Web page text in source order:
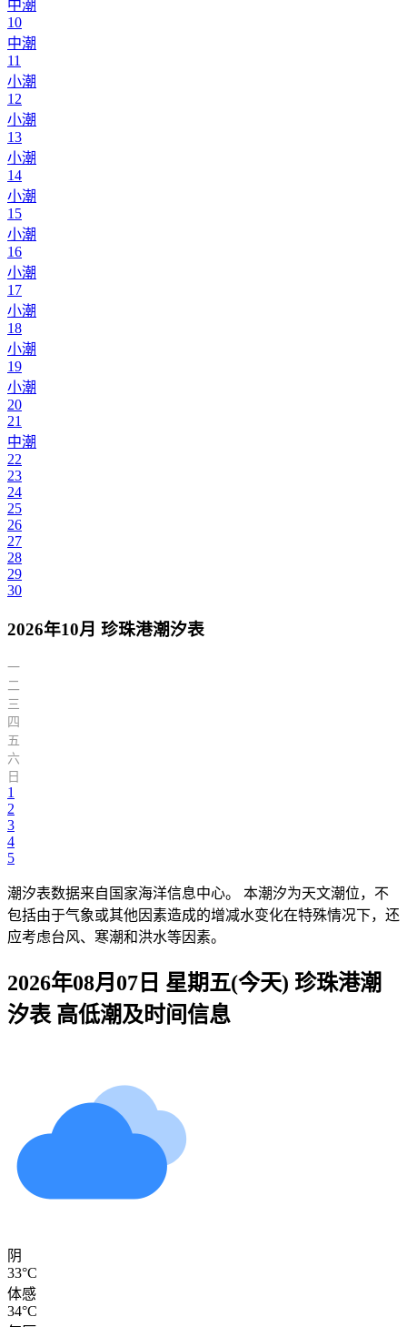
中潮
10
中潮
11
小潮
12
小潮
13
小潮
14
小潮
15
小潮
16
小潮
17
小潮
18
小潮
19
小潮
20
21
中潮
22
23
24
25
26
27
28
29
30
2026年10月 珍珠港潮汐表
一
二
三
四
五
六
日
1
2
3
4
5
潮汐表数据来自国家海洋信息中心。 本潮汐为天文潮位，不
包括由于气象或其他因素造成的增减水变化在特殊情况下，还
应考虑台风、寒潮和洪水等因素。
2026年08月07日 星期五(今天) 珍珠港潮
汐表 高低潮及时间信息
阴
33°C
体感
34°C